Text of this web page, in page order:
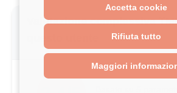
Accetta cookie
Rifiuta tutto
Maggiori
Valutazione complessiva